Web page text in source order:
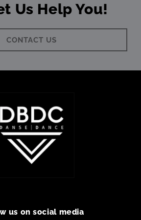
Us Help You!
CONTACT US
us on social media